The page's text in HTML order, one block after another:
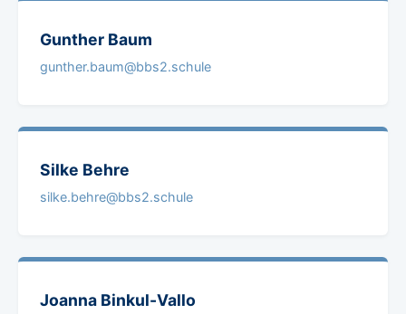
Gunther Baum
gunther.baum@bbs2.schule
Silke Behre
silke.behre@bbs2.schule
Joanna Binkul-Vallo